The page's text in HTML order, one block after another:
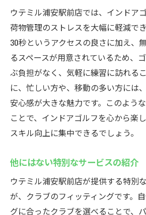
ウテミル浦安駅前店では、インドア
荷物管理のストレスを大幅に軽減で
30秒というアクセスの良さに加え、
るスペースが用意されているため、
ぶ負担がなく、気軽に練習に訪れる
に、忙しい方や、移動の多い方には
安心感が大きな魅力です。このよう
ことで、インドアゴルフを心から楽
スキル向上に集中できるでしょう。
他にはない特別なサービスの紹介
ウテミル浦安駅前店が提供する特別
が、クラブのフィッティングです。
グに合ったクラブを選べることで、